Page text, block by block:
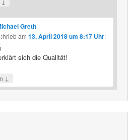
Greth
am13. April 2018 um 8:17 Uhr:
sich die Qualität!
↓